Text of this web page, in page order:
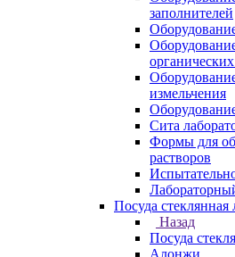
заполнителей
измельчения
Сита
Формы для
растворов
Посуда стеклянная
Назад
Посуда
Алонжи